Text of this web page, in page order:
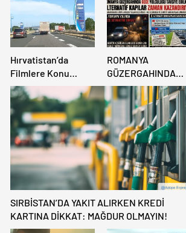
Hırvatistan’da
Filmlere Konu
Olacak İzin
Hikayesi:
Benzinlikte Eşini
Unuttu!
ROMANYA
GÜZERGAHINDA
GECE YOLCULUĞU
TAVSİYE
EDİLMİYOR:
ALTERNATİF
KAPILAR ZAMAN
KAZANDIRIYOR!
SIRBİSTAN’DA YAKIT ALIRKEN KREDİ
KARTINA DİKKAT: MAĞDUR OLMAYIN!